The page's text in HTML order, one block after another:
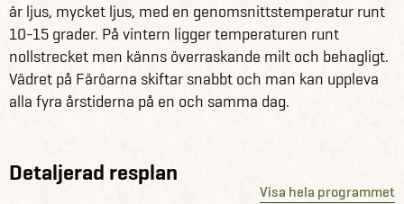
Se alla våra andra fantastiska reseförslag för Färöarna
här
Läs mer om Färöarna här
är ljus, mycket ljus, med en genomsnittstemperatur runt
10-15 grader. På vintern ligger temperaturen runt
nollstrecket men känns överraskande milt och behagligt.
Vädret på Färöarna skiftar snabbt och man kan uppleva
alla fyra årstiderna på en och samma dag.
Detaljerad resplan
Visa hela programmet